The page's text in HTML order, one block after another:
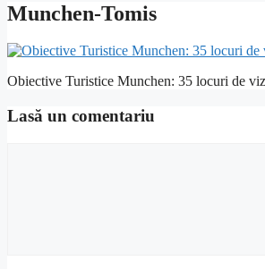
Munchen-Tomis
Obiective Turistice Munchen: 35 locuri de
Lasă un comentariu